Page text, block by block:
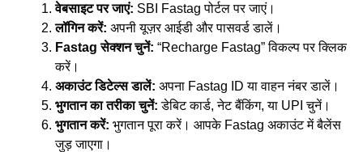
वेबसाइट पर जाएं: SBI Fastag पोर्टल पर जाएं।
लॉगिन करें: अपनी यूज़र आईडी और पासवर्ड डालें।
Fastagसेक्शन चुनें: “Recharge Fastag” विकल्प पर क्लिक
करें।
अकाउंट डिटेल्स डालें: अपना Fastag ID या वाहन नंबर डालें।
भुगतान का तरीका चुनें: डेबिट कार्ड, नेट बैंकिंग, या UPI चुनें।
भुगतान करें: भुगतान पूरा करें। आपके Fastag अकाउंट में बैलेंस
जुड़ जाएगा।